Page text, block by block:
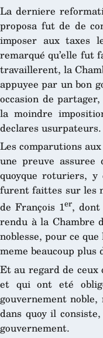
La derniere
proposa fut de de
imposer aux taxes
remarqué qu’elle fut
travaillerent, la
appuyee par un bon
occasion de
la moindre
declares usurpateurs.
Les comparutions
une preuve assuree
quoyque roturiers, y
furent faittes sur les
de François 1er,
rendu à la Chambre
noblesse, pour ce
meme beaucoup plus
Et au regard de ceux
et qui ont eté
gouvernement
dans quoy il
gouvernement.